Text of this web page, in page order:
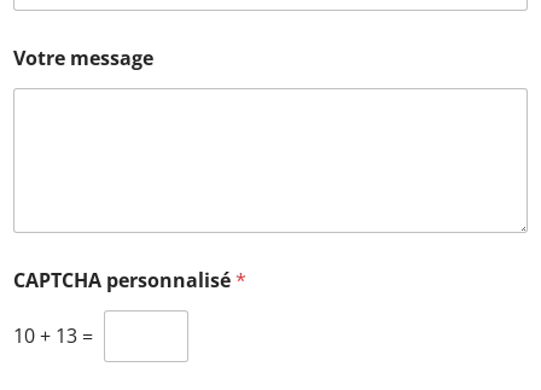
Votre message
CAPTCHA personnalisé*
10+ 13 =